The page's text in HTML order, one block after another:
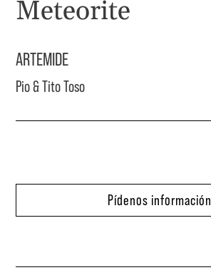
Meteorite
ARTEMIDE
Pio & Tito Toso
Pídenos información